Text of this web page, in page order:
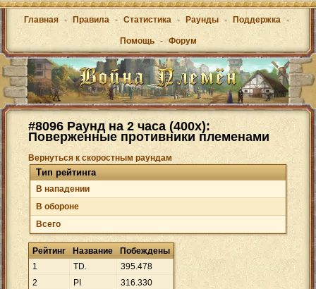
Главная - Правила - Статистика - Раунды - Поддержка -
Помощь - Форум
#8096 Раунд на 2 часа (400x):
Поверженные противники племенами
Вернуться к скоростным раундам
Тип рейтинга
В нападении
В обороне
Всего
Рейтинг Название
Побеждены
1
TD. 395.478
2
PI 316.330